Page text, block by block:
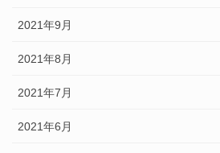
2021年9月
2021年8月
2021年7月
2021年6月